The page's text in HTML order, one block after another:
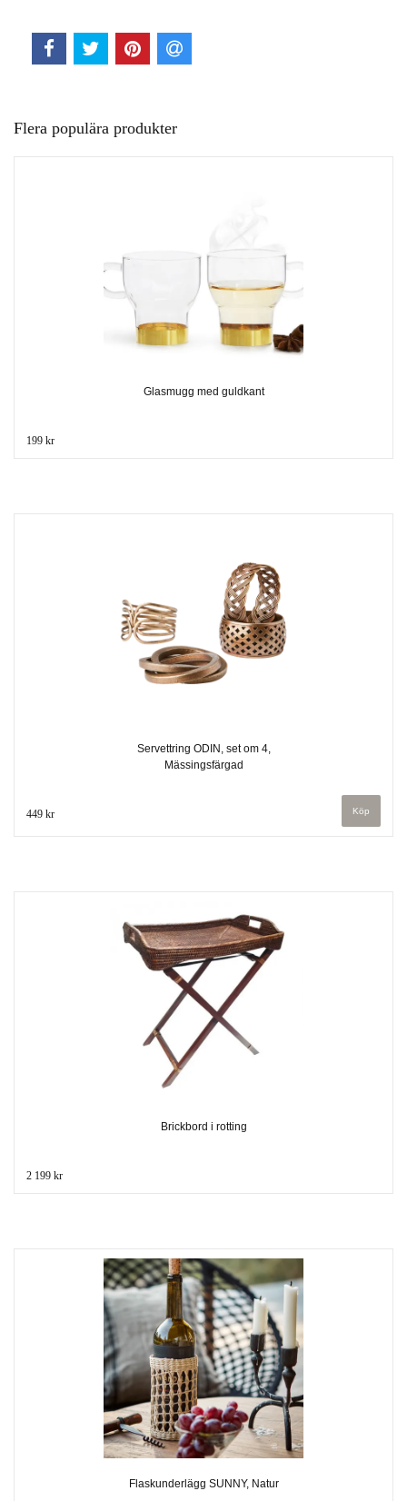
Flera populära produkter
Glasmugg med guldkant
199 kr
Servettring ODIN, set om 4,
Mässingsfärgad
449 kr
Brickbord i rotting
2 199 kr
Flaskunderlägg SUNNY, Natur